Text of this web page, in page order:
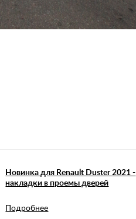
Новинка для Renault Duster 2021 -
накладки в проемы дверей
Подробнее